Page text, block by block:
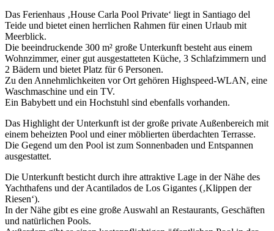
Das Ferienhaus ‚House Carla Pool Private‘ liegt in Santiago del
Teide und bietet einen herrlichen Rahmen für einen Urlaub mit
Meerblick.
Die beeindruckende 300 m² große Unterkunft besteht aus einem
Wohnzimmer, einer gut ausgestatteten Küche, 3 Schlafzimmern und
2 Bädern und bietet Platz für 6 Personen.
Zu den Annehmlichkeiten vor Ort gehören Highspeed-WLAN, eine
Waschmaschine und ein TV.
Ein Babybett und ein Hochstuhl sind ebenfalls vorhanden.
Das Highlight der Unterkunft ist der große private Außenbereich mit
einem beheizten Pool und einer möblierten überdachten Terrasse.
Die Gegend um den Pool ist zum Sonnenbaden und Entspannen
ausgestattet.
Die Unterkunft besticht durch ihre attraktive Lage in der Nähe des
Yachthafens und der Acantilados de Los Gigantes (‚Klippen der
Riesen‘).
In der Nähe gibt es eine große Auswahl an Restaurants, Geschäften
und natürlichen Pools.